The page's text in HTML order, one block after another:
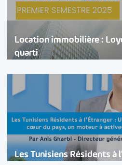
Location immobilière :
quarti
Les Tunisiens Résidents à